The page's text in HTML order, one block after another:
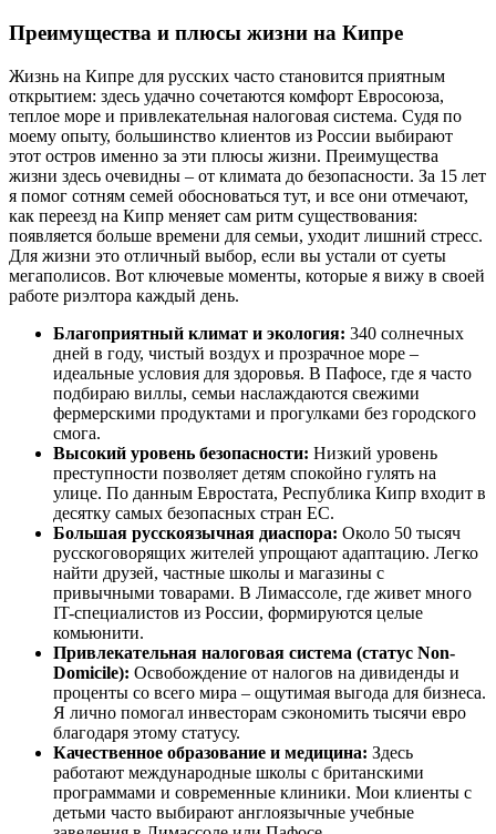
Преимущества и плюсы жизни на Кипре
Жизнь на Кипре для русских часто становится приятным
открытием: здесь удачно сочетаются комфорт Евросоюза,
теплое море и привлекательная налоговая система. Судя по
моему опыту, большинство клиентов из России выбирают
этот остров именно за эти плюсы жизни. Преимущества
жизни здесь очевидны – от климата до безопасности. За 15 лет
я помог сотням семей обосноваться тут, и все они отмечают,
как переезд на Кипр меняет сам ритм существования:
появляется больше времени для семьи, уходит лишний стресс.
Для жизни это отличный выбор, если вы устали от суеты
мегаполисов. Вот ключевые моменты, которые я вижу в своей
работе риэлтора каждый день.
Благоприятный климат и экология: 340 солнечных
дней в году, чистый воздух и прозрачное море –
идеальные условия для здоровья. В Пафосе, где я часто
подбираю виллы, семьи наслаждаются свежими
фермерскими продуктами и прогулками без городского
смога.
Высокий уровень безопасности: Низкий уровень
преступности позволяет детям спокойно гулять на
улице. По данным Евростата, Республика Кипр входит в
десятку самых безопасных стран ЕС.
Большая русскоязычная диаспора: Около 50 тысяч
русскоговорящих жителей упрощают адаптацию. Легко
найти друзей, частные школы и магазины с
привычными товарами. В Лимассоле, где живет много
IT-специалистов из России, формируются целые
комьюнити.
Привлекательная налоговая система (статус Non-
Domicile): Освобождение от налогов на дивиденды и
проценты со всего мира – ощутимая выгода для бизнеса.
Я лично помогал инвесторам сэкономить тысячи евро
благодаря этому статусу.
Качественное образование и медицина: Здесь
работают международные школы с британскими
программами и современные клиники. Мои клиенты с
детьми часто выбирают англоязычные учебные